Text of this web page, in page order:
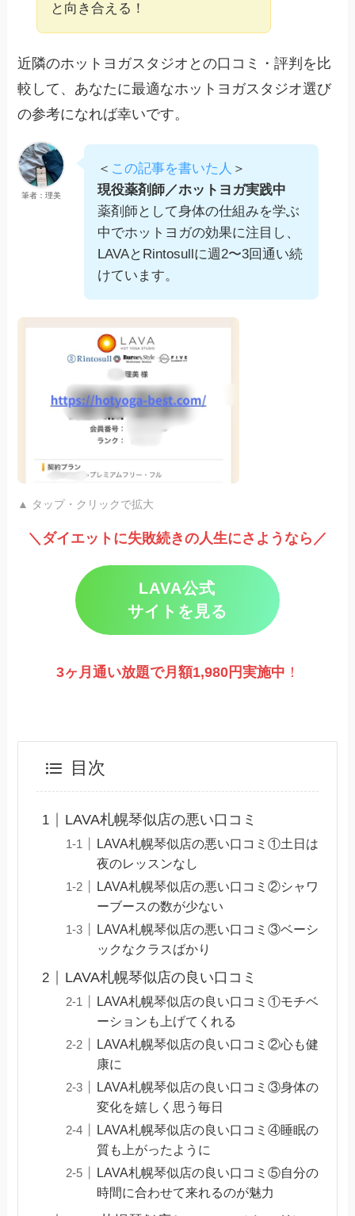
と向き合える！
近隣のホットヨガスタジオとの口コミ・評判を比
較して、あなたに最適なホットヨガスタジオ選び
の参考になれば幸いです。
筆者：理美
＜ この記事を書いた人 ＞
現役薬剤師／ホットヨガ実践中
薬剤師として身体の仕組みを学ぶ
中でホットヨガの効果に注目し、
LAVAとRintosullに週2〜3回通い続
けています。
▲ タップ・クリックで拡大
＼ダイエットに失敗続きの人生にさようなら／
LAVA公式
サイトを見る
3ヶ月通い放題で月額1,980円実施中 ！
目次
LAVA札幌琴似店の悪い口コミ
LAVA札幌琴似店の悪い口コミ①土日は
夜のレッスンなし
LAVA札幌琴似店の悪い口コミ②シャワ
ーブースの数が少ない
LAVA札幌琴似店の悪い口コミ③ベーシ
ックなクラスばかり
LAVA札幌琴似店の良い口コミ
LAVA札幌琴似店の良い口コミ①モチベ
ーションも上げてくれる
LAVA札幌琴似店の良い口コミ②心も健
康に
LAVA札幌琴似店の良い口コミ③身体の
変化を嬉しく思う毎日
LAVA札幌琴似店の良い口コミ④睡眠の
質も上がったように
LAVA札幌琴似店の良い口コミ⑤自分の
時間に合わせて来れるのが魅力